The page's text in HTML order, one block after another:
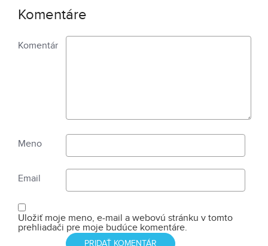
Komentáre
Komentár
Meno
Email
Uložiť moje meno, e-mail a webovú stránku v tomto
prehliadači pre moje budúce komentáre.